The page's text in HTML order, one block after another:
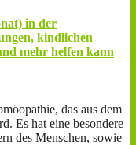
in der
kindlichen
mehr helfen kann
das aus dem
Es hat eine besondere
des Menschen, sowie